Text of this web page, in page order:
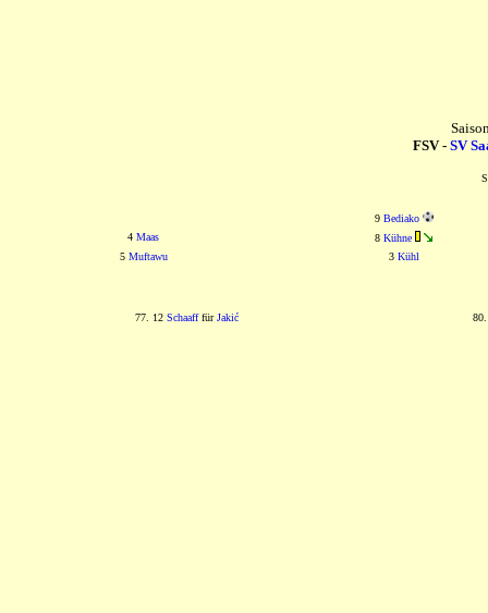
FSV - SV
9 Bediako
4 Maas 8 Kühne
5 Muftawu 3 Kühl
77. 12 SchaafffürJakić